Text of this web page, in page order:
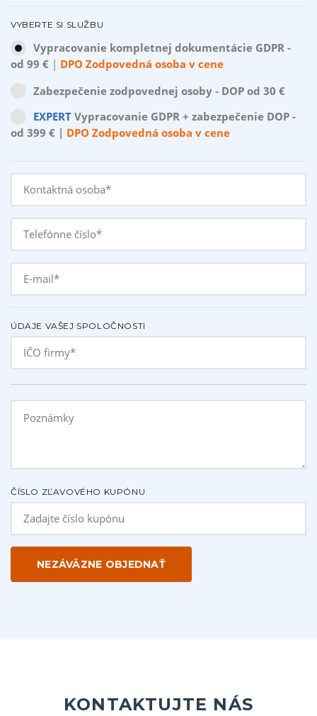
VYBERTE SI SLUŽBU
Vypracovanie kompletnej dokumentácie GDPR -
od 99 € | Akcia len do 31.08.2026
Zabezpečenie zodpovednej osoby - DOP od 30 €
EXPERT Vypracovanie GDPR + zabezpečenie DOP -
od 399 € | Akcia len do 31.08.2026
ÚDAJE VAŠEJ SPOLOČNOSTI
ČÍSLO ZĽAVOVÉHO KUPÓNU
KONTAKTUJTE NÁS